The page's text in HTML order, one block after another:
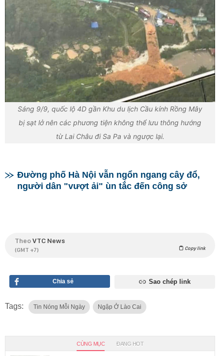
Sáng 9/9, quốc lộ 4D gần Khu du lịch Cầu kính Rồng Mây
bị sạt lở nên các phương tiện không thể lưu thông hướng
từ Lai Châu đi Sa Pa và ngược lại.
Đường phố Hà Nội vẫn ngổn ngang cây đổ,
người dân "vượt ải" ùn tắc đến công sở
TheoVTC News
(GMT +7) Copy link
Chia sẻ Sao chép link
Tags: Tin Nóng Mỗi Ngày Ngập Ở Lào Cai
CÙNG MỤC ĐANG HOT